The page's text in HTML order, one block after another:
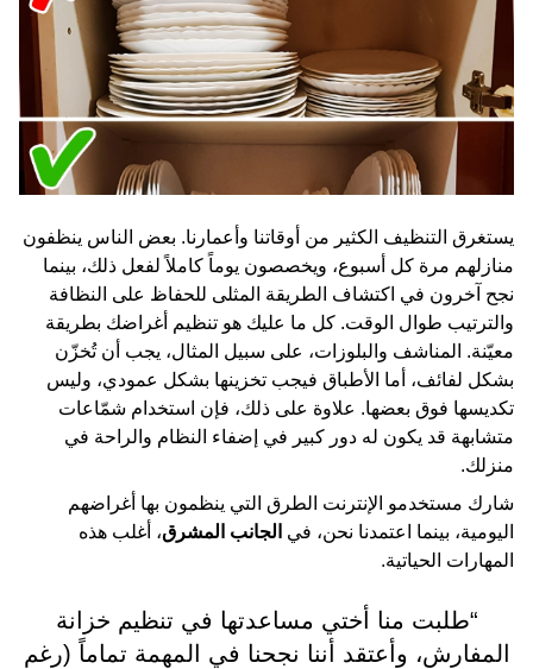
يستغرق التنظيف الكثير من أوقاتنا وأعمارنا. بعض الناس ينظفون
منازلهم مرة كل أسبوع، ويخصصون يوماً كاملاً لفعل ذلك، بينما
نجح آخرون في اكتشاف الطريقة المثلى للحفاظ على النظافة
والترتيب طوال الوقت. كل ما عليك هو تنظيم أغراضك بطريقة
معيّنة. المناشف والبلوزات، على سبيل المثال، يجب أن تُخزّن
بشكل لفائف، أما الأطباق فيجب تخزينها بشكل عمودي، وليس
تكديسها فوق بعضها. علاوة على ذلك، فإن استخدام شمّاعات
متشابهة قد يكون له دور كبير في إضفاء النظام والراحة في
منزلك.
شارك مستخدمو الإنترنت الطرق التي ينظمون بها أغراضهم
اليومية، بينما اعتمدنا نحن، في الجانب المشرق، أغلب هذه
المهارات الحياتية.
“طلبت منا أختي مساعدتها في تنظيم خزانة
المفارش، وأعتقد أننا نجحنا في المهمة تماماً (رغم